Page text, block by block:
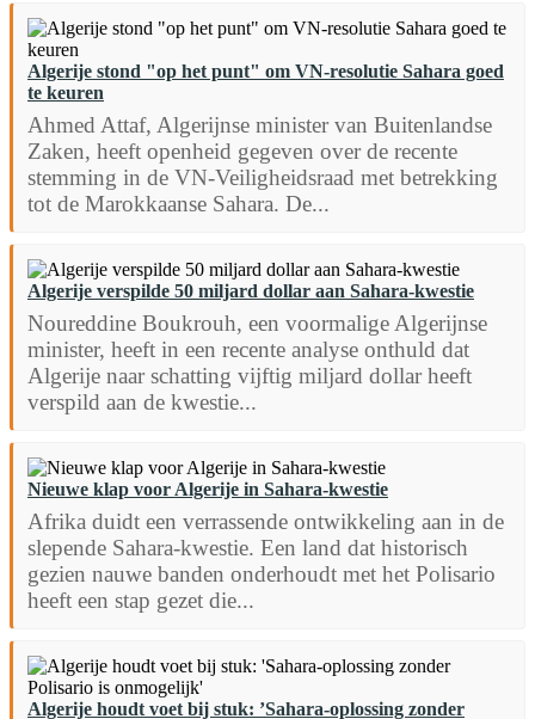
Algerije stond "op het punt" om VN-resolutie Sahara goed
te keuren
Ahmed Attaf, Algerijnse minister van Buitenlandse
Zaken, heeft openheid gegeven over de recente
stemming in de VN-Veiligheidsraad met betrekking
tot de Marokkaanse Sahara. De...
Algerije verspilde 50 miljard dollar aan Sahara-kwestie
Noureddine Boukrouh, een voormalige Algerijnse
minister, heeft in een recente analyse onthuld dat
Algerije naar schatting vijftig miljard dollar heeft
verspild aan de kwestie...
Nieuwe klap voor Algerije in Sahara-kwestie
Afrika duidt een verrassende ontwikkeling aan in de
slepende Sahara-kwestie. Een land dat historisch
gezien nauwe banden onderhoudt met het Polisario
heeft een stap gezet die...
Algerije houdt voet bij stuk: ’Sahara-oplossing zonder